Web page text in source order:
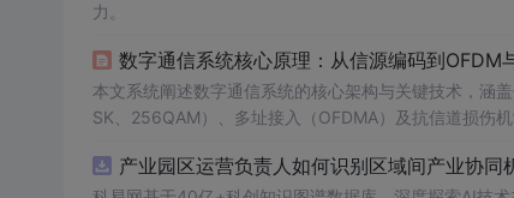
力。
数字通信系统核心原理：从信源编码到OFDM
本文系统阐述数字通信系统的核心架构与关键技术，涵
SK、256QAM）、多址接入（OFDMA）及抗信道损伤
产业园区运营负责人如何识别区域间产业协同